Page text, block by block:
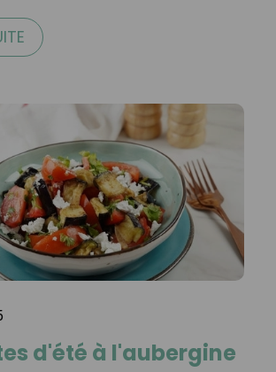
d'été à l'aubergine